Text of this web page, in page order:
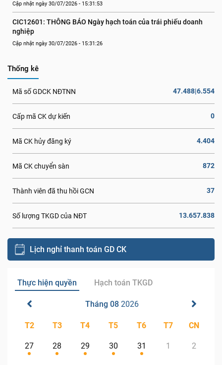
Cập nhật ngày 30/07/2026 - 15:31:53
CIC12601: THÔNG BÁO Ngày hạch toán của trái phiếu doanh
nghiệp
Cập nhật ngày 30/07/2026 - 15:31:26
Thống kê
Mã số GDCK NĐTNN 47.488|6.554
Cấp mã CK dự kiến 0
Mã CK hủy đăng ký 4.404
Mã CK chuyển sàn 872
Thành viên đã thu hồi GCN 37
Số lượng TKGD của NĐT 13.657.838
Lịch nghỉ thanh toán GD CK
Thực hiện quyền Hạch toán TKGD
Tháng 08 2026
T2 T3 T4 T5 T6 T7 CN
27 28 29 30 31 1 2